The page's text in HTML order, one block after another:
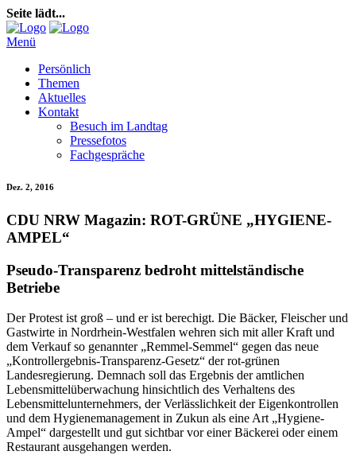
Seite lädt...
Menü
Persönlich
Themen
Aktuelles
Kontakt
Besuch im Landtag
Pressefotos
Fachgespräche
Dez. 2, 2016
CDU NRW Magazin: ROT-GRÜNE „HYGIENE-
AMPEL“
Pseudo-Transparenz bedroht mittelständische
Betriebe
Der Protest ist groß – und er ist berechigt. Die Bäcker, Fleischer und
Gastwirte in Nordrhein-Westfalen wehren sich mit aller Kraft und
dem Verkauf so genannter „Remmel-Semmel“ gegen das neue
„Kontrollergebnis-Transparenz-Gesetz“ der rot-grünen
Landesregierung. Demnach soll das Ergebnis der amtlichen
Lebensmittelüberwachung hinsichtlich des Verhaltens des
Lebensmittelunternehmers, der Verlässlichkeit der Eigenkontrollen
und dem Hygienemanagement in Zukun als eine Art „Hygiene-
Ampel“ dargestellt und gut sichtbar vor einer Bäckerei oder einem
Restaurant ausgehangen werden.